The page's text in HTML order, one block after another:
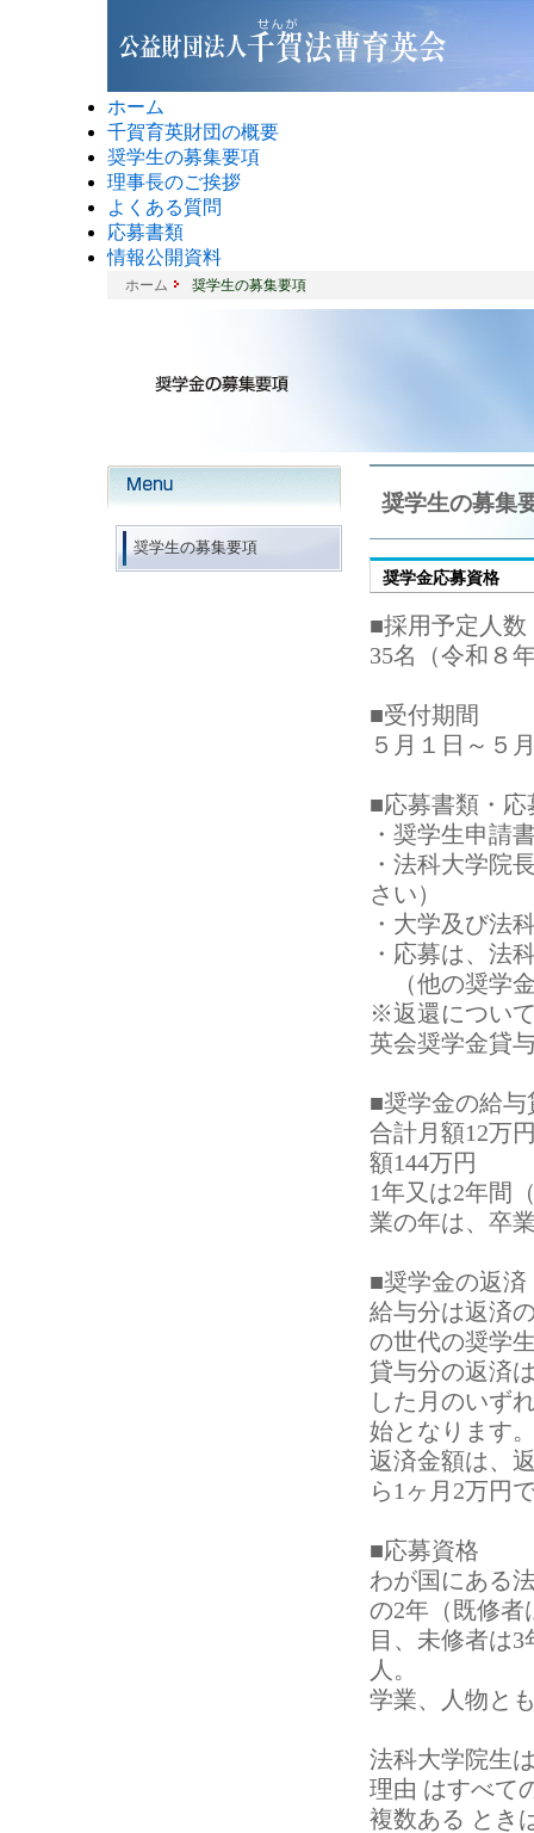
ホーム
千賀育英財団の概要
奨学生の募集要項
理事長のご挨拶
よくある質問
応募書類
情報公開資料
ホーム 奨学生の募集要項
奨学生の募集
奨学金応募資格
■採用予定人数
35名（令和８
■受付期間
５月１日～５
■応募書類・応
・奨学生申請
・法科大学院
さい）
・大学及び法
・応募は、法
（他の奨学
※返還につい
英会奨学金貸
■奨学金の給与
合計月額12万
額144万円
1年又は2年間
業の年は、卒
■奨学金の返済
給与分は返済
の世代の奨学
貸与分の返済
した月のいず
始となります
返済金額は、
ら1ヶ月2万円
■応募資格
わが国にある
の2年（既修者
目、未修者は
人。
学業、人物と
法科大学院生
理由 はすべて
複数ある とき
奨学生の募集要項